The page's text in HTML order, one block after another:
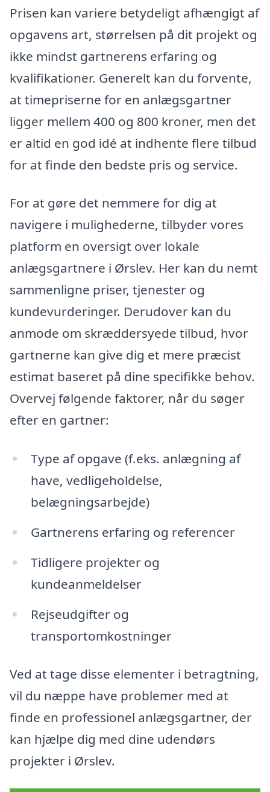
Prisen kan variere betydeligt afhængigt af
opgavens art, størrelsen på dit projekt og
ikke mindst gartnerens erfaring og
kvalifikationer. Generelt kan du forvente,
at timepriserne for en anlægsgartner
ligger mellem 400 og 800 kroner, men det
er altid en god idé at indhente flere tilbud
for at finde den bedste pris og service.
For at gøre det nemmere for dig at
navigere i mulighederne, tilbyder vores
platform en oversigt over lokale
anlægsgartnere i Ørslev. Her kan du nemt
sammenligne priser, tjenester og
kundevurderinger. Derudover kan du
anmode om skræddersyede tilbud, hvor
gartnerne kan give dig et mere præcist
estimat baseret på dine specifikke behov.
Overvej følgende faktorer, når du søger
efter en gartner:
Type af opgave (f.eks. anlægning af
have, vedligeholdelse,
belægningsarbejde)
Gartnerens erfaring og referencer
Tidligere projekter og
kundeanmeldelser
Rejseudgifter og
transportomkostninger
Ved at tage disse elementer i betragtning,
vil du næppe have problemer med at
finde en professionel anlægsgartner, der
kan hjælpe dig med dine udendørs
projekter i Ørslev.